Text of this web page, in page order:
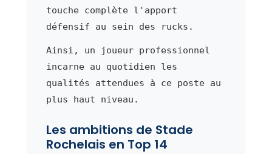
touche complète l'apport
défensif au sein des rucks.
Ainsi, un joueur professionnel
incarne au quotidien les
qualités attendues à ce poste au
plus haut niveau.
Les ambitions de Stade
Rochelais en Top 14